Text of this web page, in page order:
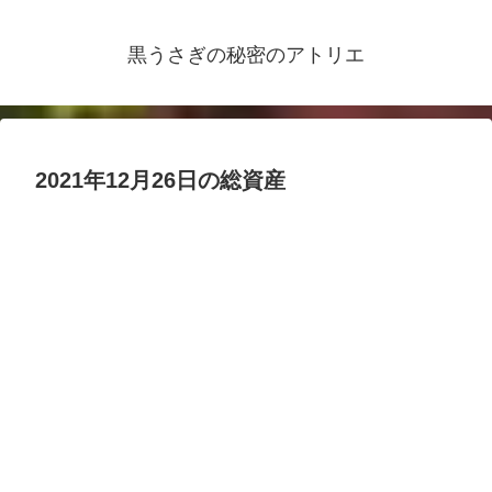
黒うさぎの秘密のアトリエ
2021年12月26日の総資産